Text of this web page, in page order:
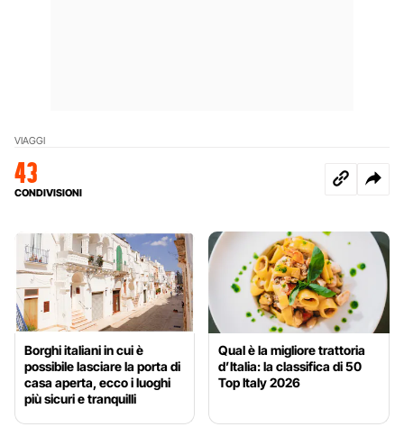
VIAGGI
43
CONDIVISIONI
Borghi italiani in cui è
possibile lasciare la porta di
casa aperta, ecco i luoghi
più sicuri e tranquilli
Qual è la migliore trattoria
d’Italia: la classifica di 50
Top Italy 2026